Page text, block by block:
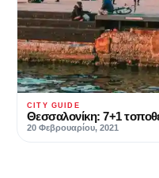
CITY GUIDE
Θεσσαλονίκη: 7+1
20 Φεβρουαρίου, 2021